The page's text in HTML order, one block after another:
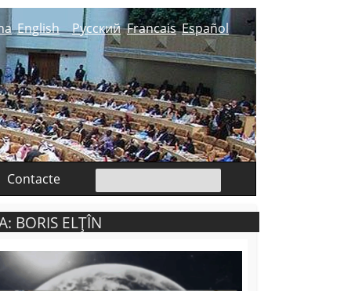
English Русский Francais Español
Contacte
BORIS ELȚÎN